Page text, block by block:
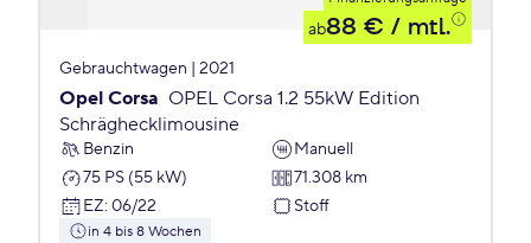
ab88 € / mtl.
Gebrauchtwagen | 2021
Opel Corsa OPEL Corsa 1.2 55kW Edition
Schräghecklimousine
Benzin
Manuell
75 PS (55 kW)
71.308 km
EZ: 06/22 Stoff
in 4 bis 8 Wochen